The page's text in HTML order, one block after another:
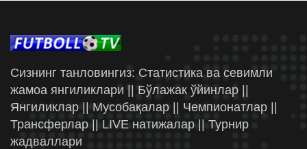
Сизнинг танловингиз: Статистика ва севимли
жамоа янгиликлари || Бўлажак ўйинлар ||
Янгиликлар || Мусобақалар || Чемпионатлар ||
Трансферлар || LIVE натижалар || Турнир
жадваллари